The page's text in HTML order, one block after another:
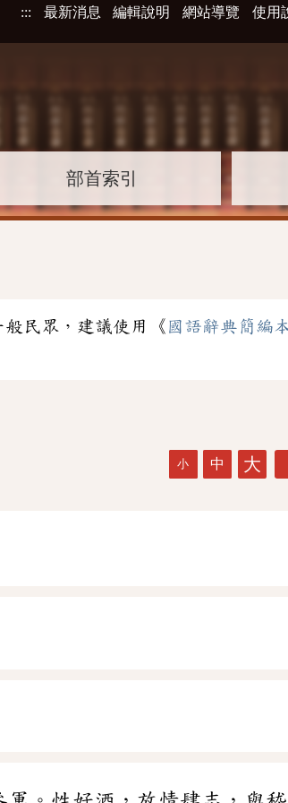
::: 最新消息 編輯說明 網站導覽 使用
部首索引
般民眾，建議使用《 國語辭典簡編
小 中 大